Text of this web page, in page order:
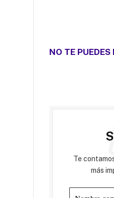
NO TE PUEDES
Te
más